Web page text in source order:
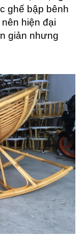
ghế bập bênh
hiện đại
giản nhưng